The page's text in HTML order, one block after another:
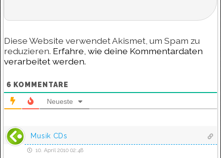
Diese Website verwendet Akismet, um Spam zu
reduzieren. Erfahre, wie deine Kommentardaten
verarbeitet werden.
6 KOMMENTARE
Neueste
Musik CDs
10. April 2010 02:48